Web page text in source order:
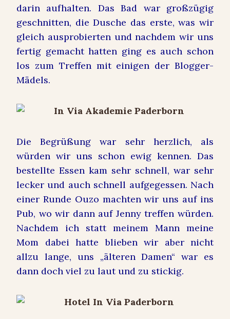
darin aufhalten. Das Bad war großzügig
geschnitten, die Dusche das erste, was wir
gleich ausprobierten und nachdem wir uns
fertig gemacht hatten ging es auch schon
los zum Treffen mit einigen der Blogger-
Mädels.
Die Begrüßung war sehr herzlich, als
würden wir uns schon ewig kennen. Das
bestellte Essen kam sehr schnell, war sehr
lecker und auch schnell aufgegessen. Nach
einer Runde Ouzo machten wir uns auf ins
Pub, wo wir dann auf Jenny treffen würden.
Nachdem ich statt meinem Mann meine
Mom dabei hatte blieben wir aber nicht
allzu lange, uns „älteren Damen“ war es
dann doch viel zu laut und zu stickig.